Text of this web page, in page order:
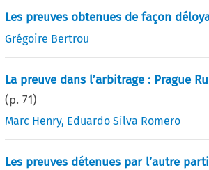
Les preuves obtenues de façon
Grégoire Bertrou
La preuve dans l’arbitrage : Prague
(p.71)
Marc Henry, Eduardo Silva Romero
Les preuves détenues par l’autre